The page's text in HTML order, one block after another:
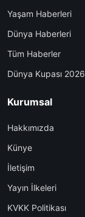
Yaşam Haberleri
Dünya Haberleri
Tüm Haberler
Dünya Kupası 2026
Kurumsal
Hakkımızda
Künye
İletişim
Yayın İlkeleri
KVKK Politikası